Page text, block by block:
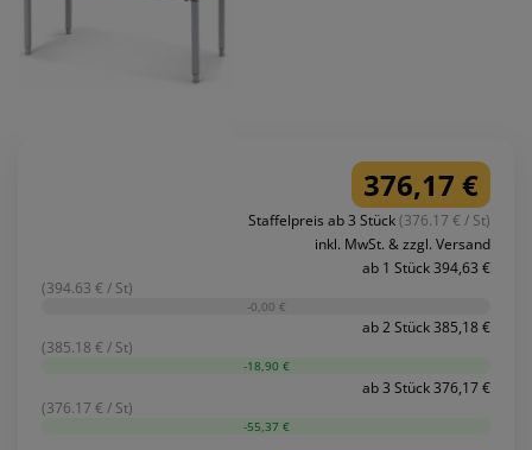
376,17 €
Staffelpreis ab 3 Stück(376.17 € / St)
inkl. MwSt. & zzgl. Versand
ab 1 Stück 394,63 €
(394.63 € / St)
-0,00 €
ab 2 Stück 385,18 €
(385.18 € / St)
-18,90 €
ab 3 Stück 376,17 €
(376.17 € / St)
-55,37 €